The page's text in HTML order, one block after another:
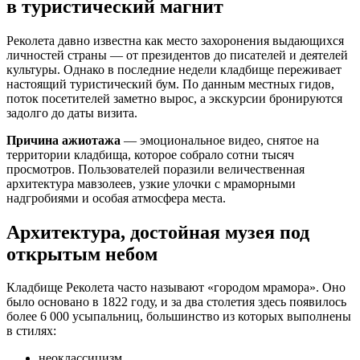
в туристический магнит
Реколета давно известна как место захоронения выдающихся
личностей страны — от президентов до писателей и деятелей
культуры. Однако в последние недели кладбище переживает
настоящий туристический бум. По данным местных гидов,
поток посетителей заметно вырос, а экскурсии бронируются
задолго до даты визита.
Причина ажиотажа — эмоциональное видео, снятое на
территории кладбища, которое собрало сотни тысяч
просмотров. Пользователей поразили величественная
архитектура мавзолеев, узкие улочки с мраморными
надгробиями и особая атмосфера места.
Архитектура, достойная музея под
открытым небом
Кладбище Реколета часто называют «городом мрамора». Оно
было основано в 1822 году, и за два столетия здесь появилось
более 6 000 усыпальниц, большинство из которых выполнены
в стилях: